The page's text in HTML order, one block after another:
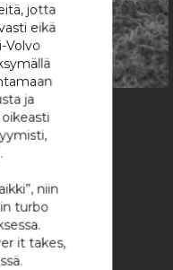
jotta
eikä
Volvo
ja
niin
turbo
it takes,